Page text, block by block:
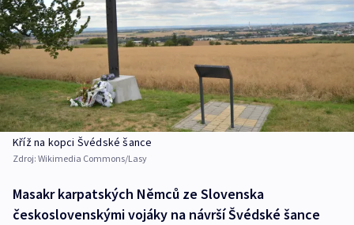
Kříž na kopci Švédské šance
Zdroj: Wikimedia Commons/Lasy
Masakr karpatských Němců ze Slovenska
československými vojáky na návrší Švédské šance